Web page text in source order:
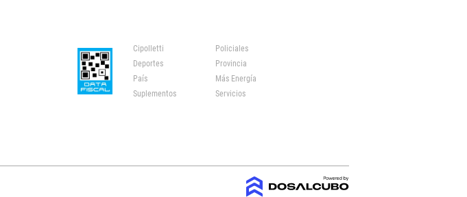
Cipolletti
Policiales
Deportes
Provincia
País
Más Energía
Suplementos
Servicios